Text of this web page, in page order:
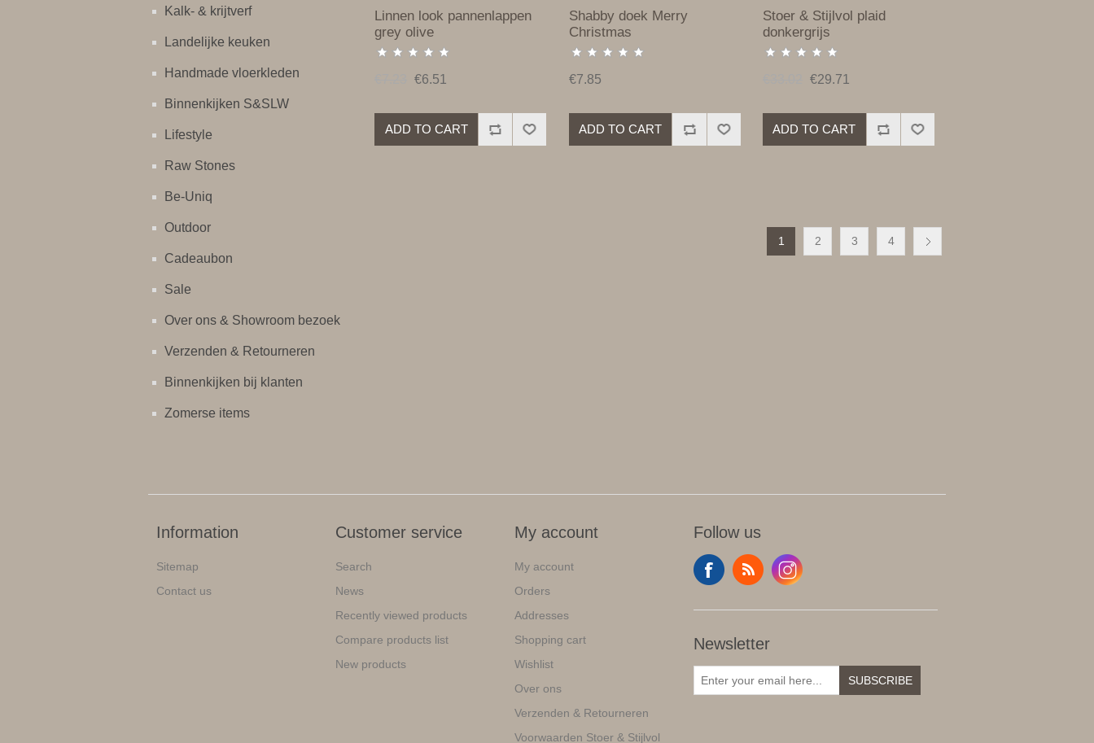
Kalk- & krijtverf
Landelijke keuken
Handmade vloerkleden
Binnenkijken S&SLW
Lifestyle
Raw Stones
Be-Uniq
Outdoor
Cadeaubon
Sale
Over ons & Showroom bezoek
Verzenden & Retourneren
Binnenkijken bij klanten
Zomerse items
Linnen look pannenlappen
grey olive
€6.51
ADD TO CART
Shabby doek Merry
Christmas
€7.85
ADD TO CART
Stoer & Stijlvol plaid
donkergrijs
€29.71
ADD TO CART
1 2 3 4
Information
Sitemap
Contact us
Customer service
Search
News
Recently viewed products
Compare products list
New products
My account
My account
Orders
Addresses
Shopping cart
Wishlist
Over ons
Verzenden & Retourneren
Voorwaarden Stoer & Stijlvol
Follow us
Newsletter
SUBSCRIBE